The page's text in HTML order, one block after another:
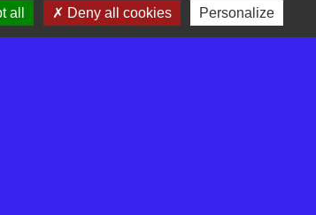
all Deny all cookies Personalize